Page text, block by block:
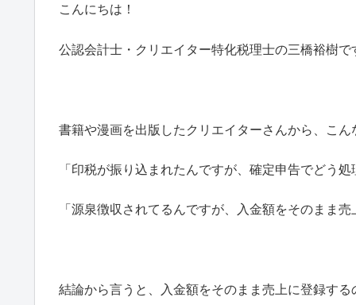
こんにちは！
公認会計士・クリエイター特化税理士の三橋裕樹で
書籍や漫画を出版したクリエイターさんから、こ
「印税が振り込まれたんですが、確定申告でどう
「源泉徴収されてるんですが、入金額をそのまま
結論から言うと、入金額をそのまま売上に登録する